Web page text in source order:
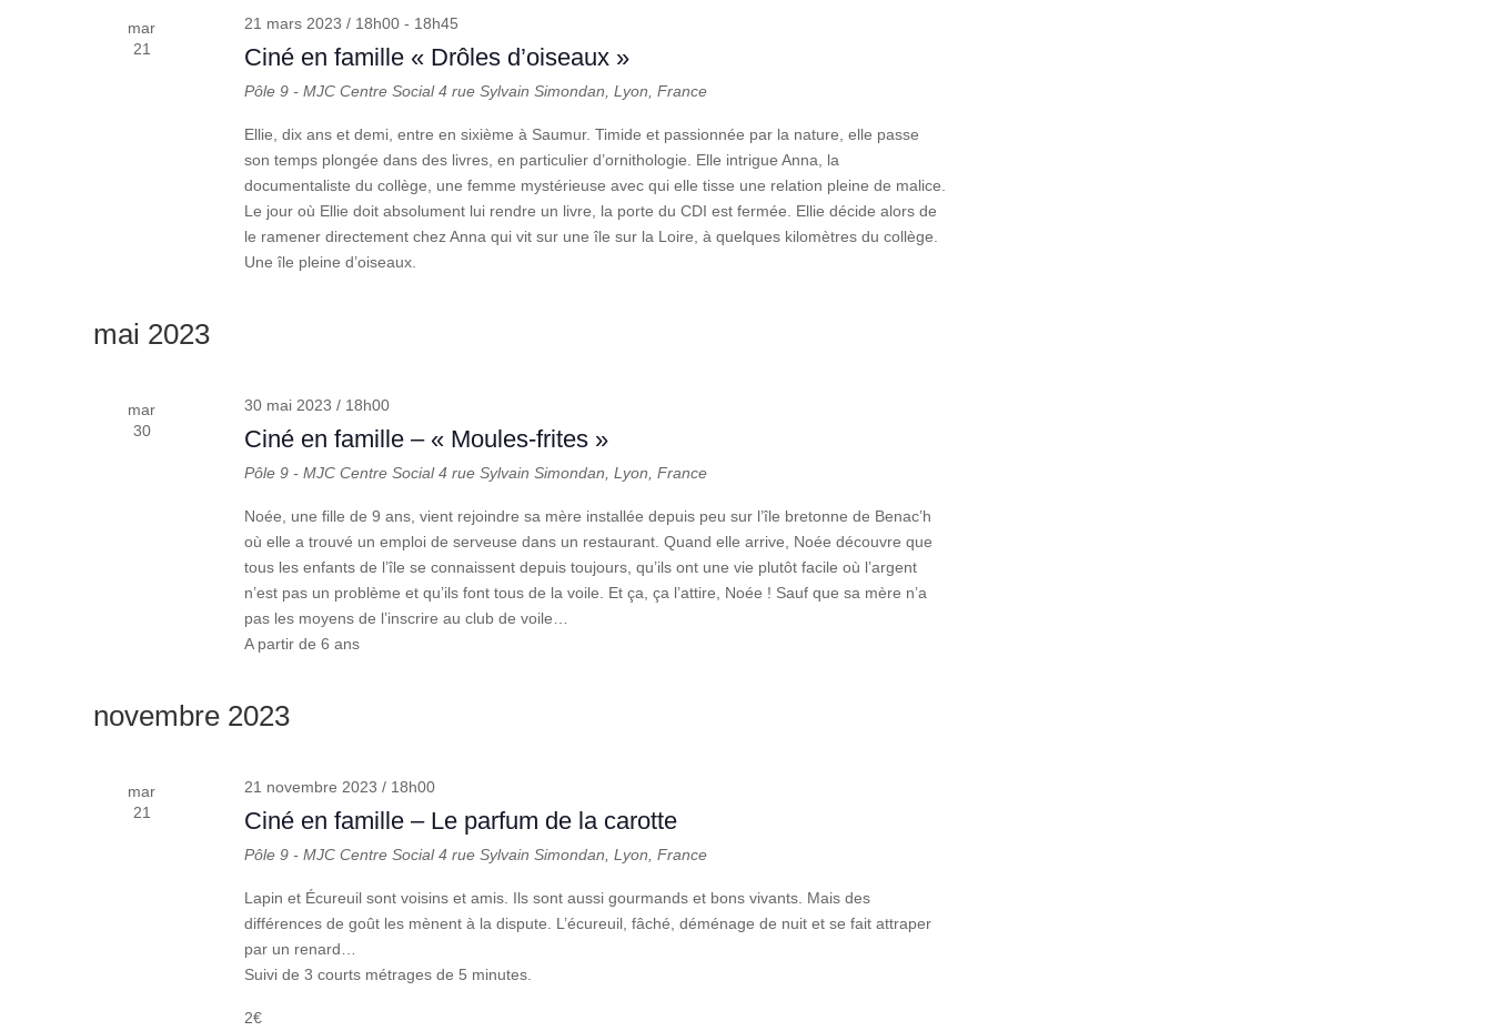
mar
21
21 mars 2023 / 18h00- 18h45
Ciné en famille « Drôles d’oiseaux »
Pôle 9 - MJC Centre Social4 rue Sylvain Simondan, Lyon, France
Ellie, dix ans et demi, entre en sixième à Saumur. Timide et passionnée par la nature, elle passe
son temps plongée dans des livres, en particulier d’ornithologie. Elle intrigue Anna, la
documentaliste du collège, une femme mystérieuse avec qui elle tisse une relation pleine de malice.
Le jour où Ellie doit absolument lui rendre un livre, la porte du CDI est fermée. Ellie décide alors de
le ramener directement chez Anna qui vit sur une île sur la Loire, à quelques kilomètres du collège.
Une île pleine d’oiseaux.
mai 2023
mar
30
30 mai 2023 / 18h00
Ciné en famille – « Moules-frites »
Pôle 9 - MJC Centre Social4 rue Sylvain Simondan, Lyon, France
Noée, une fille de 9 ans, vient rejoindre sa mère installée depuis peu sur l’île bretonne de Benac’h
où elle a trouvé un emploi de serveuse dans un restaurant. Quand elle arrive, Noée découvre que
tous les enfants de l’île se connaissent depuis toujours, qu’ils ont une vie plutôt facile où l’argent
n’est pas un problème et qu’ils font tous de la voile. Et ça, ça l’attire, Noée ! Sauf que sa mère n’a
pas les moyens de l’inscrire au club de voile…
A partir de 6 ans
novembre 2023
mar
21
21 novembre 2023 / 18h00
Ciné en famille – Le parfum de la carotte
Pôle 9 - MJC Centre Social4 rue Sylvain Simondan, Lyon, France
Lapin et Écureuil sont voisins et amis. Ils sont aussi gourmands et bons vivants. Mais des
différences de goût les mènent à la dispute. L’écureuil, fâché, déménage de nuit et se fait attraper
par un renard…
Suivi de 3 courts métrages de 5 minutes.
2€